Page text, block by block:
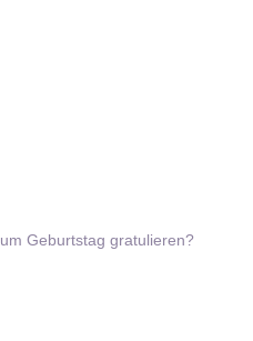
Geburtstag gratulieren?